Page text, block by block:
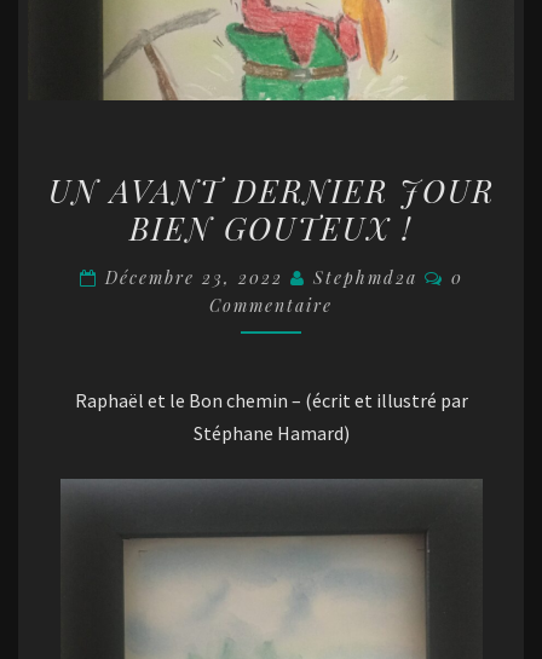
AVANT
DERNIER
BIEN
GOUTEUX
UN AVANT DERNIER JOUR
BIEN GOUTEUX !
Décembre 23, 2022 Stephmd2a
0
Commentaire
Raphaël et le Bon chemin – (écrit et illustré par
Stéphane Hamard)